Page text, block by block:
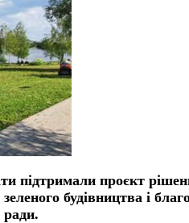
підтримали проєкт
будівництва і
ради.